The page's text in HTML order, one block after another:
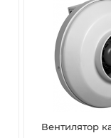
Вентилятор